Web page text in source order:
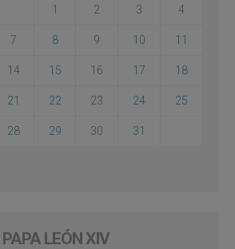
1 2 3 4
7 8 9 10 11
14 15 16 17 18
21 22 23 24 25
28 29 30 31
PAPA LEÓN XIV